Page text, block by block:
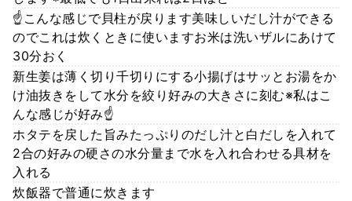
☝こんな感じで貝柱が戻ります美味しいだし汁ができる
のでこれは炊くときに使いますお米は洗いザルにあけて
30分おく
新生姜は薄く切り千切りにする小揚げはサッとお湯をか
け油抜きをして水分を絞り好みの大きさに刻む※私はこ
んな感じが好み☝
ホタテを戻した旨みたっぷりのだし汁と白だしを入れて
2合の好みの硬さの水分量まで水を入れ合わせる具材を
入れる
炊飯器で普通に炊きます